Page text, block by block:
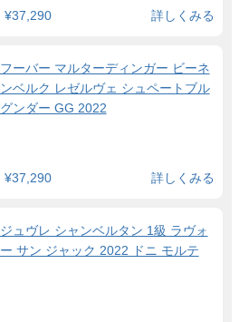
¥37,290 詳しくみる
フーバー マルターディンガー ビーネ
ンベルク レゼルヴェ シュペートブル
グンダー GG 2022
¥37,290 詳しくみる
ジュヴレ シャンベルタン 1級 ラヴォ
ー サン ジャック 2022 ドニ モルテ